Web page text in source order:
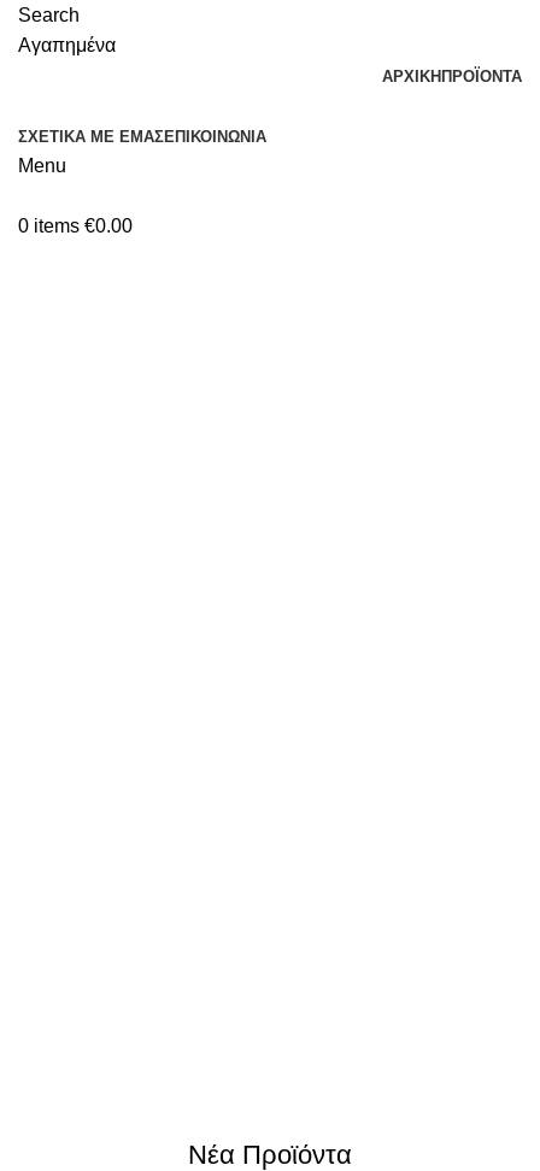
Search
Αγαπημένα
ΑΡΧΙΚΉ ΠΡΟΪΌΝΤΑ
ΣΧΕΤΙΚΆ ΜΕ ΕΜΆΣΕΠΙΚΟΙΝΩΝΊΑ
Menu
0 items €0.00
Νέα Προϊόντα